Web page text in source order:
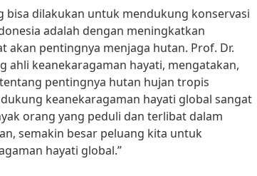
bisa dilakukan untuk mendukung konservasi
adalah dengan meningkatkan
akan pentingnya menjaga hutan. Prof. Dr.
ahli keanekaragaman hayati, mengatakan,
pentingnya hutan hujan tropis
keanekaragaman hayati global sangat
orang yang peduli dan terlibat dalam
semakin besar peluang kita untuk
hayati global.”